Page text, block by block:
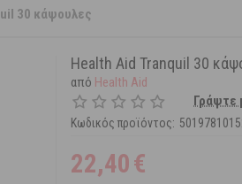
30 κάψουλες
Health Aid Tranquil 30
από Health Aid
Γράψτε
Κωδικός προϊόντος:
22,40€